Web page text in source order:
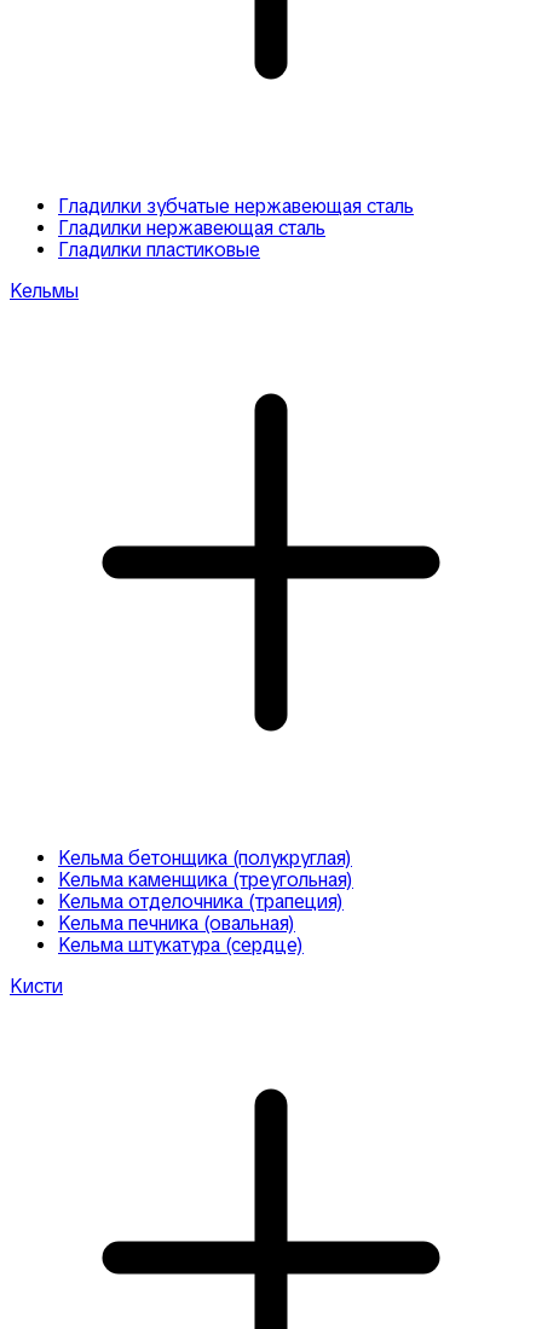
Гладилки зубчатые нержавеющая сталь
Гладилки нержавеющая сталь
Гладилки пластиковые
Кельмы
Кельма бетонщика (полукруглая)
Кельма каменщика (треугольная)
Кельма отделочника (трапеция)
Кельма печника (овальная)
Кельма штукатура (сердце)
Кисти